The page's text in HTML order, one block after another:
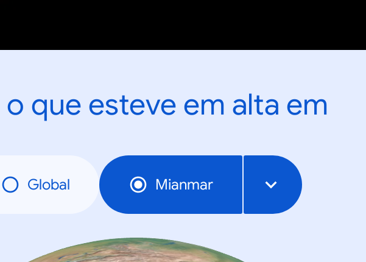
o que esteve em alta em
Global Mianmar